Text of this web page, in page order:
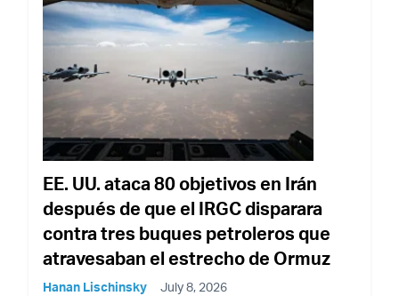
EE. UU. ataca 80 objetivos en Irán
después de que el IRGC disparara
contra tres buques petroleros que
atravesaban el estrecho de Ormuz
Hanan Lischinsky July 8, 2026